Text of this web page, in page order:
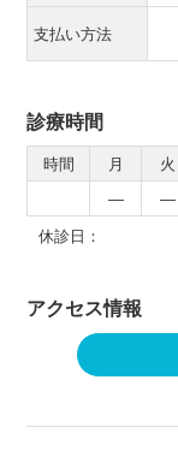
支払い方法
診療時間
時間 月 火
―
―
休診日：
アクセス情報